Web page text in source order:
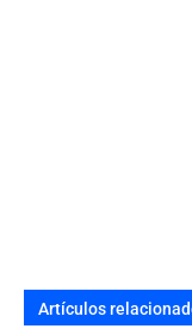
Artículos